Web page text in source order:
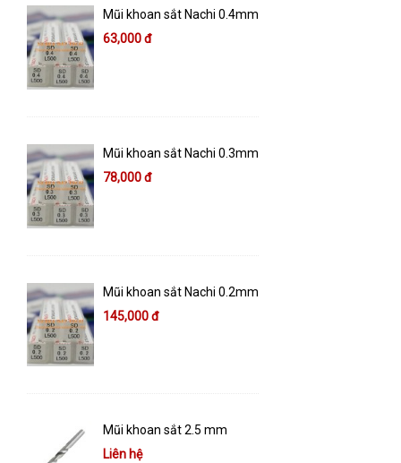
Mũi khoan sắt Nachi 0.4mm
63,000 đ
Mũi khoan sắt Nachi 0.3mm
78,000 đ
Mũi khoan sắt Nachi 0.2mm
145,000 đ
Mũi khoan sắt 2.5 mm
Liên hệ